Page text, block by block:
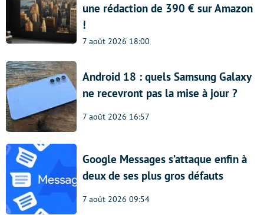
une rédaction de 390 € sur Amazon
!
7 août 2026 18:00
Android 18 : quels Samsung Galaxy
ne recevront pas la mise à jour ?
7 août 2026 16:57
Google Messages s’attaque enfin à
deux de ses plus gros défauts
7 août 2026 09:54